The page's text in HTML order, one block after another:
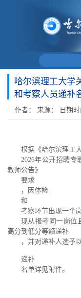
哈尔滨理工大学
和考察人员递补
作者： 来源： 日期
根据《哈尔滨理工
2026年公开招聘专
教师公告》
要求
，因体检
和
考察环节出现一个
现从报考同一岗位
高分到低分等额递补
，并对递补人选予
递补
名单详见附件。